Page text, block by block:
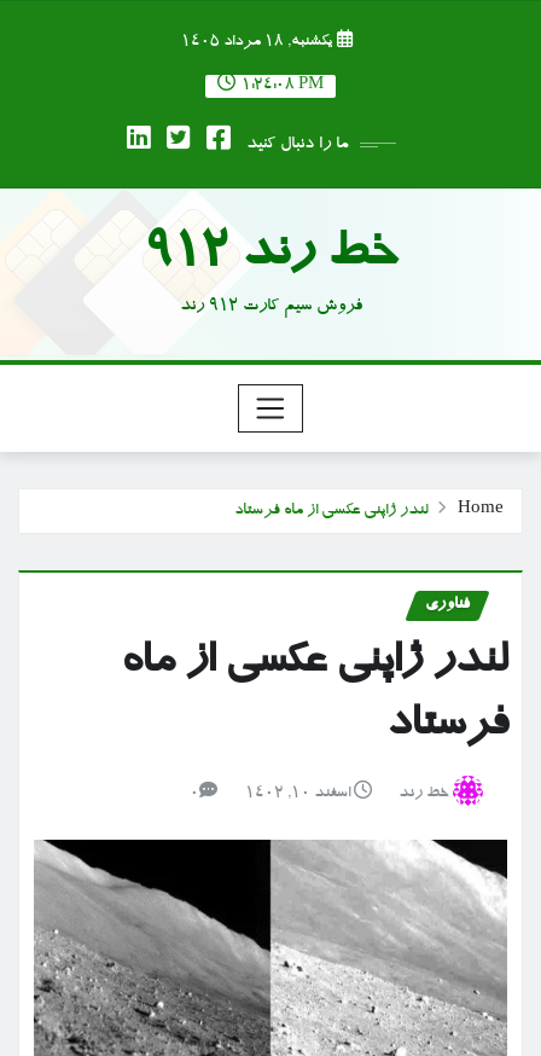
یکشنبه, ۱۸ مرداد ۱۴۰۵
1:24:09 PM
ما را دنبال کنید
خط رند 912
فروش سیم کارت 912 رند
Home لندر ژاپنی عکسی از ماه فرستاد
فناوری
لندر ژاپنی عکسی از ماه
فرستاد
خط رند اسفند ۱۰, ۱۴۰۲ 0